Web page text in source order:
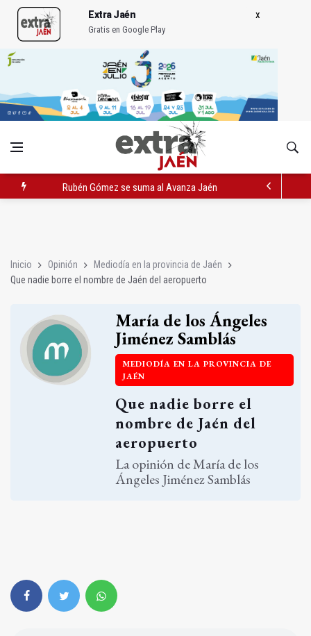
Extra Jaén
Gratis en Google Play
Rubén Gómez se suma al Avanza Jaén Paraíso Interior
Inicio Opinión
Mediodía en la provincia de Jaén
Que nadie borre el nombre de Jaén del aeropuerto
María de los Ángeles
Jiménez Samblás
MEDIODÍA EN LA PROVINCIA DE
JAÉN
Que nadie borre el
nombre de Jaén del
aeropuerto
La opinión de María de los
Ángeles Jiménez Samblás